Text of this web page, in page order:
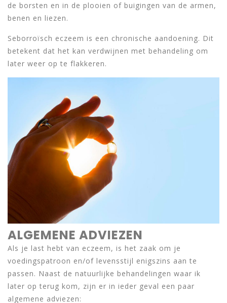
de borsten en in de plooien of buigingen van de armen,
benen en liezen.
Seborroïsch eczeem is een chronische aandoening. Dit
betekent dat het kan verdwijnen met behandeling om
later weer op te flakkeren.
ALGEMENE ADVIEZEN
Als je last hebt van eczeem, is het zaak om je
voedingspatroon en/of levensstijl enigszins aan te
passen. Naast de natuurlijke behandelingen waar ik
later op terug kom, zijn er in ieder geval een paar
algemene adviezen: